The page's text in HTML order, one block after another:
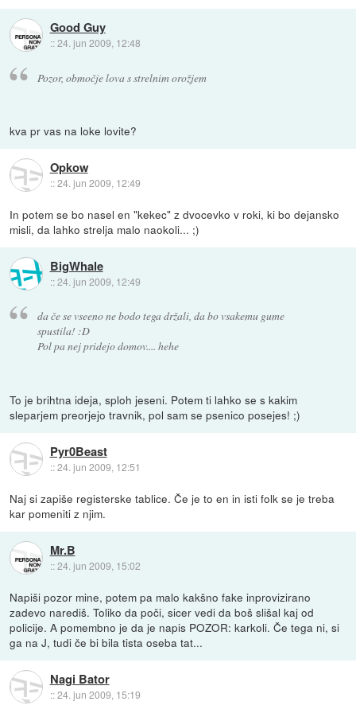
Good Guy
::24. jun 2009, 12:48
Pozor, območje lova s strelnim orožjem
kva pr vas na loke lovite?
Opkow
::24. jun 2009, 12:49
In potem se bo nasel en "kekec" z dvocevko v roki, ki bo dejansko
misli, da lahko strelja malo naokoli... ;)
BigWhale
::24. jun 2009, 12:49
da če se vseeno ne bodo tega držali, da bo vsakemu gume
spustila! :D
Pol pa nej pridejo domov.... hehe
To je brihtna ideja, sploh jeseni. Potem ti lahko se s kakim
sleparjem preorjejo travnik, pol sam se psenico posejes! ;)
Pyr0Beast
::24. jun 2009, 12:51
Naj si zapiše registerske tablice. Če je to en in isti folk se je treba
kar pomeniti z njim.
Mr.B
::24. jun 2009, 15:02
Napiši pozor mine, potem pa malo kakšno fake inprovizirano
zadevo narediš. Toliko da poči, sicer vedi da boš slišal kaj od
policije. A pomembno je da je napis POZOR: karkoli. Če tega ni, si
ga na J, tudi če bi bila tista oseba tat...
Nagi Bator
::24. jun 2009, 15:19